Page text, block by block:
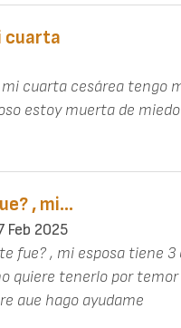
cuarta
mi cuarta cesárea tengo
estoy muerta de
, mi…
Feb 2025
fue? , mi esposa tiene
quiere tenerlo por
aue hago ayudame